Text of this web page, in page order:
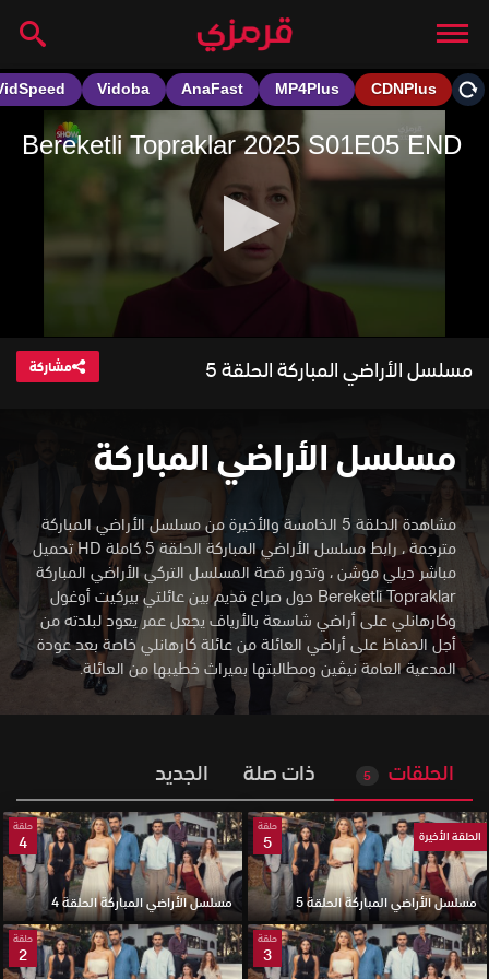
مسلسل الأراضي المباركة الحلقة 5 مشاركة
مسلسل الأراضي المباركة
مشاهدة الحلقة 5 الخامسة والأخيرة من مسلسل الأراضي المباركة
مترجمة ، رابط مسلسل الأراضي المباركة الحلقة 5 كاملة HD تحميل
مباشر ديلي موشن،وتدور قصة المسلسل التركي الأراضي المباركة
Bereketli Topraklar حول صراع قديم بين عائلتي بيركيت أوغول
وكارهانلي على أراضي شاسعة بالأرياف يجعل عمر يعود لبلدته من
أجل الحفاظ على أراضي العائلة من عائلة كارهانلي خاصة بعد عودة
المدعية العامة نيڤين ومطالبتها بميراث خطيبها من العائلة.
الحلقات 5 ذات صلة الجديد
الحلقة الأخيرة
حلقة
5
مسلسل الأراضي المباركة الحلقة 5
حلقة
4
مسلسل الأراضي المباركة الحلقة 4
حلقة
3
حلقة
2